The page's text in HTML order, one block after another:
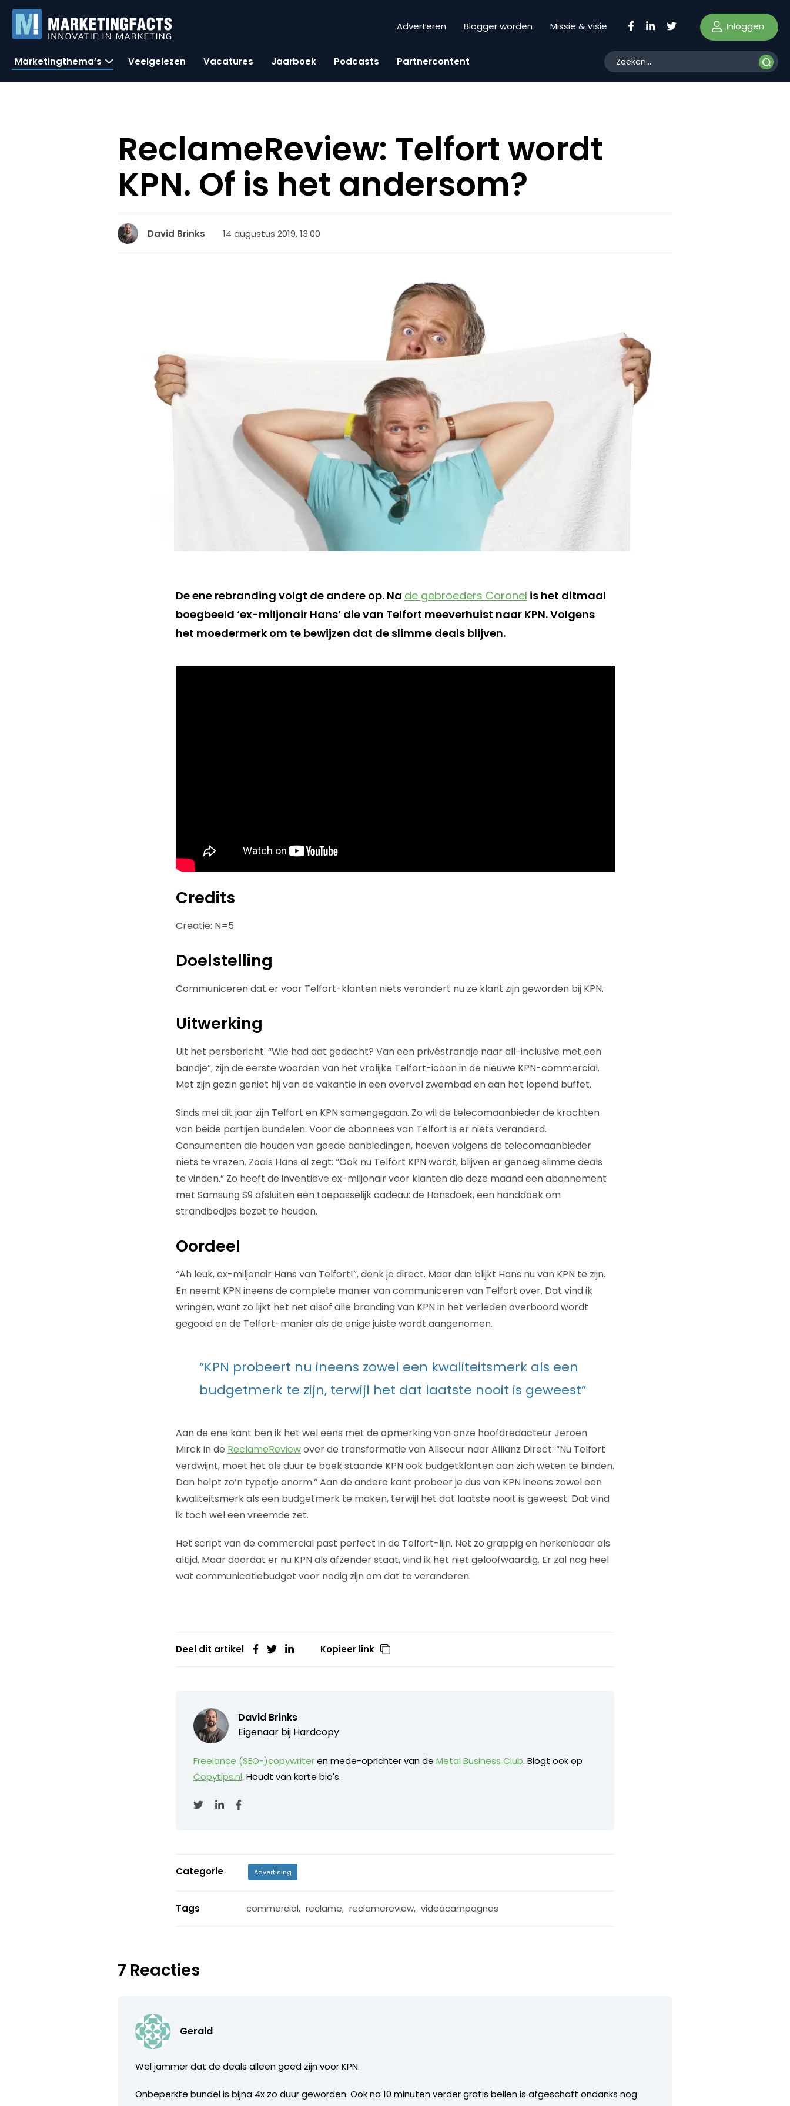
Adverteren Blogger worden Missie & Visie Inloggen
Marketingthema’s Veelgelezen Vacatures Jaarboek Podcasts Partnercontent
ReclameReview: Telfort wordt
KPN. Of is het andersom?
David Brinks 14 augustus 2019, 13:00
De ene rebranding volgt de andere op. Na de gebroeders Coronel is het ditmaal
boegbeeld ‘ex-miljonair Hans’ die van Telfort meeverhuist naar KPN. Volgens
het moedermerk om te bewijzen dat de slimme deals blijven.
Credits
Creatie: N=5
Doelstelling
Communiceren dat er voor Telfort-klanten niets verandert nu ze klant zijn geworden bij KPN.
Uitwerking
Uit het persbericht: “Wie had dat gedacht? Van een privéstrandje naar all-inclusive met een
bandje”, zijn de eerste woorden van het vrolijke Telfort-icoon in de nieuwe KPN-commercial.
Met zijn gezin geniet hij van de vakantie in een overvol zwembad en aan het lopend buffet.
Sinds mei dit jaar zijn Telfort en KPN samengegaan. Zo wil de telecomaanbieder de krachten
van beide partijen bundelen. Voor de abonnees van Telfort is er niets veranderd.
Consumenten die houden van goede aanbiedingen, hoeven volgens de telecomaanbieder
niets te vrezen. Zoals Hans al zegt: “Ook nu Telfort KPN wordt, blijven er genoeg slimme deals
te vinden.” Zo heeft de inventieve ex-miljonair voor klanten die deze maand een abonnement
met Samsung S9 afsluiten een toepasselijk cadeau: de Hansdoek, een handdoek om
strandbedjes bezet te houden.
Oordeel
“Ah leuk, ex-miljonair Hans van Telfort!”, denk je direct. Maar dan blijkt Hans nu van KPN te zijn.
En neemt KPN ineens de complete manier van communiceren van Telfort over. Dat vind ik
wringen, want zo lijkt het net alsof alle branding van KPN in het verleden overboord wordt
gegooid en de Telfort-manier als de enige juiste wordt aangenomen.
“KPN probeert nu ineens zowel een kwaliteitsmerk als een
budgetmerk te zijn, terwijl het dat laatste nooit is geweest”
Aan de ene kant ben ik het wel eens met de opmerking van onze hoofdredacteur Jeroen
Mirck in de ReclameReviewover de transformatie van Allsecur naar Allianz Direct: “Nu Telfort
verdwijnt, moet het als duur te boek staande KPN ook budgetklanten aan zich weten te binden.
Dan helpt zo’n typetje enorm.” Aan de andere kant probeer je dus van KPN ineens zowel een
kwaliteitsmerk als een budgetmerk te maken, terwijl het dat laatste nooit is geweest. Dat vind
ik toch wel een vreemde zet.
Het script van de commercial past perfect in de Telfort-lijn. Net zo grappig en herkenbaar als
altijd. Maar doordat er nu KPN als afzender staat, vind ik het niet geloofwaardig. Er zal nog heel
wat communicatiebudget voor nodig zijn om dat te veranderen.
Deel dit artikel Kopieer link
David Brinks
Eigenaar bij Hardcopy
Freelance (SEO-)copywriteren mede-oprichter van de Metal Business Club. Blogt ook op
Copytips.nl. Houdt van korte bio's.
Categorie Advertising
Tags commercial, reclame, reclamereview, videocampagnes
7 Reacties
Gerald
Wel jammer dat de deals alleen goed zijn voor KPN.
Onbeperkte bundel is bijna 4x zo duur geworden. Ook na 10 minuten verder gratis bellen is afgeschaft ondanks nog